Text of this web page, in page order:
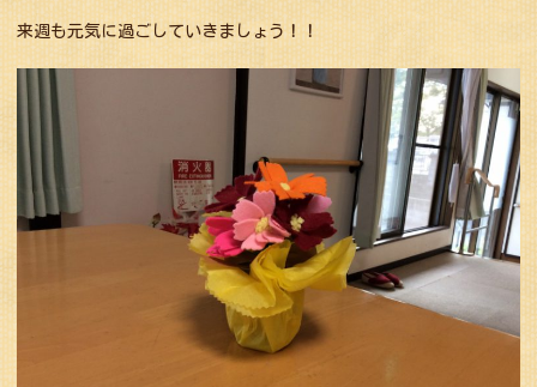
来週も元気に過ごしていきましょう！！